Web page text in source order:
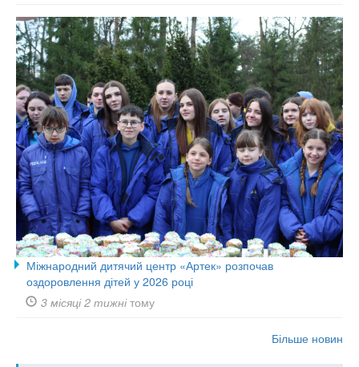
Міжнародний дитячий центр «Артек» розпочав
оздоровлення дітей у 2026 році
3 місяці 2 тижнітому
Більше новин